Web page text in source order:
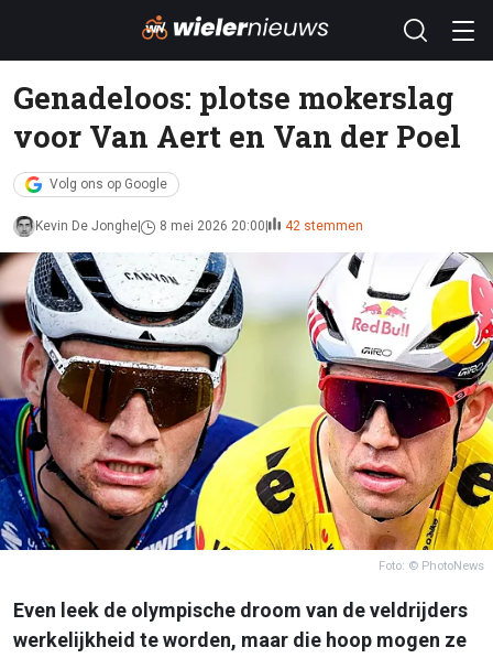
Genadeloos: plotse mokerslag
voor Van Aert en Van der Poel
Volg ons op Google
Kevin De Jonghe 8 mei 2026 20:00 42 stemmen
Foto: © PhotoNews
Even leek de olympische droom van de veldrijders
werkelijkheid te worden, maar die hoop mogen ze